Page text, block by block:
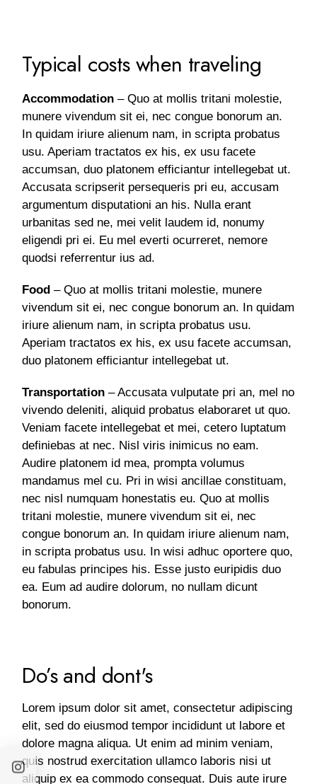
Typical costs when traveling
Accommodation – Quo at mollis tritani molestie,
munere vivendum sit ei, nec congue bonorum an.
In quidam iriure alienum nam, in scripta probatus
usu. Aperiam tractatos ex his, ex usu facete
accumsan, duo platonem efficiantur intellegebat ut.
Accusata scripserit persequeris pri eu, accusam
argumentum disputationi an his. Nulla erant
urbanitas sed ne, mei velit laudem id, nonumy
eligendi pri ei. Eu mel everti ocurreret, nemore
quodsi referrentur ius ad.
Food – Quo at mollis tritani molestie, munere
vivendum sit ei, nec congue bonorum an. In quidam
iriure alienum nam, in scripta probatus usu.
Aperiam tractatos ex his, ex usu facete accumsan,
duo platonem efficiantur intellegebat ut.
Transportation – Accusata vulputate pri an, mel no
vivendo deleniti, aliquid probatus elaboraret ut quo.
Veniam facete intellegebat et mei, cetero luptatum
definiebas at nec. Nisl viris inimicus no eam.
Audire platonem id mea, prompta volumus
mandamus mel cu. Pri in wisi ancillae constituam,
nec nisl numquam honestatis eu. Quo at mollis
tritani molestie, munere vivendum sit ei, nec
congue bonorum an. In quidam iriure alienum nam,
in scripta probatus usu. In wisi adhuc oportere quo,
eu fabulas principes his. Esse justo euripidis duo
ea. Eum ad audire dolorum, no nullam dicunt
bonorum.
Do’s and dont's
Lorem ipsum dolor sit amet, consectetur adipiscing
elit, sed do eiusmod tempor incididunt ut labore et
dolore magna aliqua. Ut enim ad minim veniam,
quis nostrud exercitation ullamco laboris nisi ut
aliquip ex ea commodo consequat. Duis aute irure